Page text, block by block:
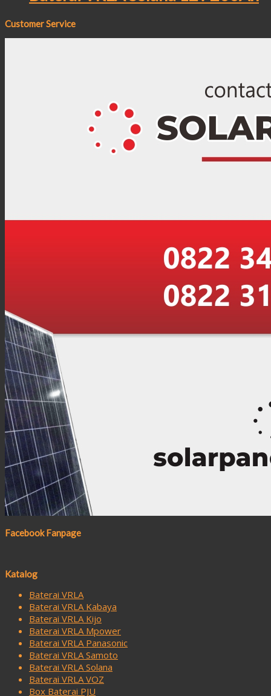
Customer Service
Facebook Fanpage
Katalog
Baterai VRLA
Baterai VRLA Kabaya
Baterai VRLA Kijo
Baterai VRLA Mpower
Baterai VRLA Panasonic
Baterai VRLA Samoto
Baterai VRLA Solana
Baterai VRLA VOZ
Box Baterai PJU